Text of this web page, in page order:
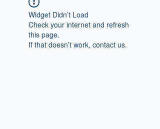
Widget Didn’t Load
Check your internet and refresh
this page.
If that doesn’t work, contact us.